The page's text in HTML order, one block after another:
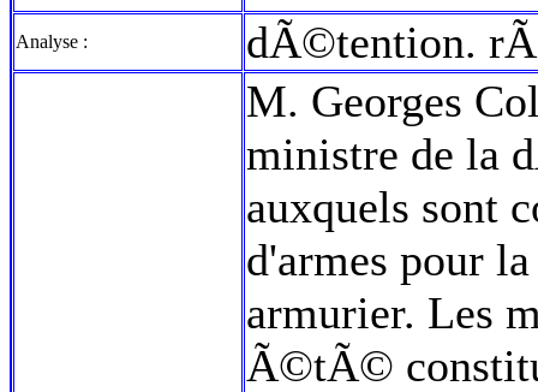
Analyse : dÃ©tention.
M. Georges
ministre de la
auxquels sont
d'armes pour
armurier. Les
Ã©tÃ©